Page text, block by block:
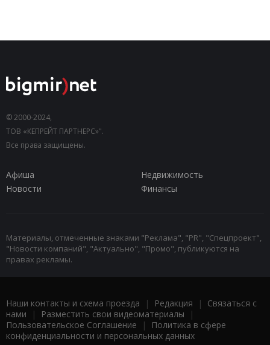
© 2000-2024,
ТОВ «КЕПРЕЙТ ПАРТНЕРС»".
Все права защищены.
Афиша
Недвижимость
Новости
Финансы
Материалы, отмеченные знаками "Реклама", "PR", "Спецпроект",
"Новости компаний", "Актуально", "Промо", публикуются на
правах рекламы.
Наши контакты и схема проезда | Редакция | Связаться с
нами | Разместить свои видеоматериалы |
Пользовательское Соглашение |
Политика в сфере
конфиденциальности и персональных данных